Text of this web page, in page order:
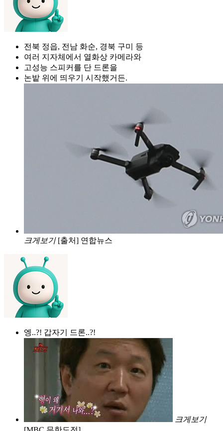
전북 정읍, 전남 화순, 경북 구미 등
여러 지자체에서 열화상 카메라와
고성능 스피커를 단 드론을
논밭 위에 띄우기 시작했거든.
크게보기 [출처] 연합뉴스
엥..?! 갑자기 드론..?!
크게보기